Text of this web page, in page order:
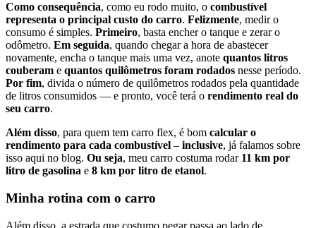
Como consequência, como eu rodo muito, o combustível
representa o principal custo do carro. Felizmente, medir o
consumo é simples. Primeiro, basta encher o tanque e zerar o
odômetro. Em seguida, quando chegar a hora de abastecer
novamente, encha o tanque mais uma vez, anote quantos litros
couberam e quantos quilômetros foram rodados nesse período.
Por fim, divida o número de quilômetros rodados pela quantidade
de litros consumidos — e pronto, você terá o rendimento real do
seu carro.
Além disso, para quem tem carro flex, é bom calcular o
rendimento para cada combustível – inclusive, já falamos sobre
isso aqui no blog. Ou seja, meu carro costuma rodar 11 km por
litro de gasolina e 8 km por litro de etanol.
Minha rotina com o carro
Além disso, a estrada que costumo pegar passa ao lado de